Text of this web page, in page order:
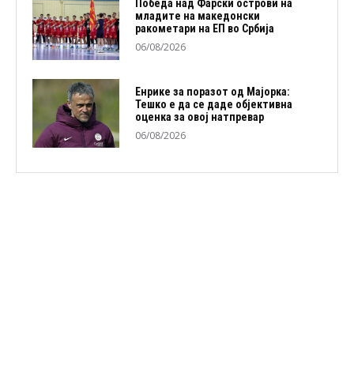
Победа над Фарски острови на
младите на македонски
ракометари на ЕП во Србија
06/08/2026
Енрике за поразот од Мајорка:
Тешко е да се даде објективна
оценка за овој натпревар
06/08/2026